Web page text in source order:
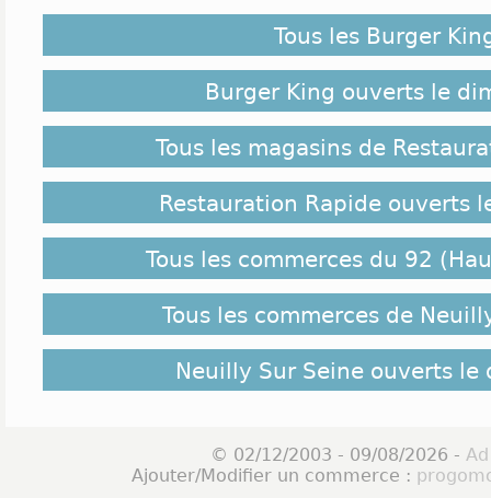
Tous les Burger
Burger King ouverts le
Tous les magasins de
Restauration Rapide ouverts
Tous les commerces du 92
Tous les commerces de
Neuilly Sur Seine ouverts le
© 02/12/2003 - 09/08/2026 -
Ajouter/Modifier un commerce :